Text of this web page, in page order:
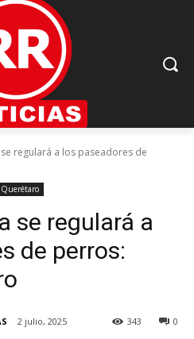
regulará a los paseadores de
Querétaro
se regulará a
de perros:
2 julio, 2025 0
343